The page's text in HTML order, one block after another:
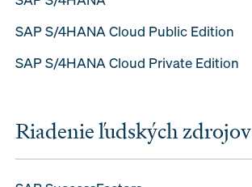
SAP S/4HANA Cloud Public Edition
SAP S/4HANA Cloud Private Edition
Riadenie ľudských zdrojov